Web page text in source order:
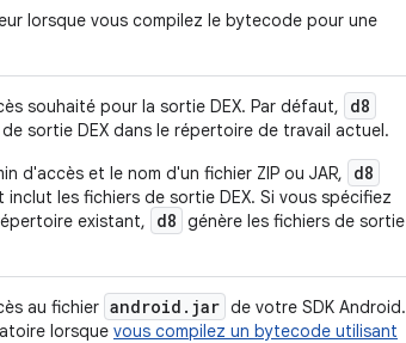
lorsque vous compilez le bytecode pour une
souhaité pour la sortie DEX. Par défaut, d8
sortie DEX dans le répertoire de travail actuel.
d'accès et le nom d'un fichier ZIP ou JAR,
d8
les fichiers de sortie DEX. Si vous spécifiez
existant,
d8 génère les fichiers de sortie
au fichier android . jar de votre SDK Android.
lorsque vous compilez un bytecode utilisant